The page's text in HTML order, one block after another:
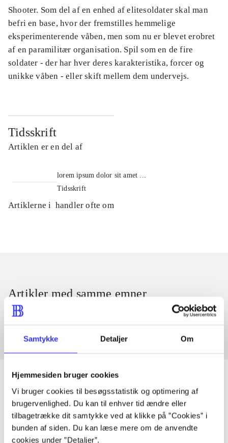
Samtykke Detaljer Om
Hjemmesiden bruger cookies
Vi bruger cookies til besøgsstatistik og optimering af
brugervenlighed. Du kan til enhver tid ændre eller
tilbagetrække dit samtykke ved at klikke på ”Cookies” i
bunden af siden. Du kan læse mere om de anvendte
cookies under ”Detaljer”.
Shooter. Som del af en enhed af elitesoldater skal man
befri en base, hvor der fremstilles hemmelige
eksperimenterende våben, men som nu er blevet erobret
af en paramilitær organisation. Spil som en de fire
soldater - der har hver deres karakteristika, forcer og
unikke våben - eller skift mellem dem undervejs.
Tidsskrift
Artiklen er en del af
lorem ipsum dolor sit amet ...
Tidsskrift
Artiklerne i handler ofte om
Artikler med samme emner
Fra
Artikler
Alle registrerede artikler fordelt på udgivelser